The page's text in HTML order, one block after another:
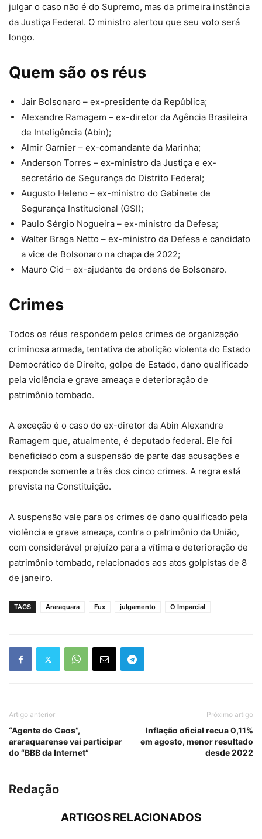
julgar o caso não é do Supremo, mas da primeira instância
da Justiça Federal. O ministro alertou que seu voto será
longo.
Quem são os réus
Jair Bolsonaro – ex-presidente da República;
Alexandre Ramagem – ex-diretor da Agência Brasileira
de Inteligência (Abin);
Almir Garnier – ex-comandante da Marinha;
Anderson Torres – ex-ministro da Justiça e ex-
secretário de Segurança do Distrito Federal;
Augusto Heleno – ex-ministro do Gabinete de
Segurança Institucional (GSI);
Paulo Sérgio Nogueira – ex-ministro da Defesa;
Walter Braga Netto – ex-ministro da Defesa e candidato
a vice de Bolsonaro na chapa de 2022;
Mauro Cid – ex-ajudante de ordens de Bolsonaro.
Crimes
Todos os réus respondem pelos crimes de organização
criminosa armada, tentativa de abolição violenta do Estado
Democrático de Direito, golpe de Estado, dano qualificado
pela violência e grave ameaça e deterioração de
patrimônio tombado.
A exceção é o caso do ex-diretor da Abin Alexandre
Ramagem que, atualmente, é deputado federal. Ele foi
beneficiado com a suspensão de parte das acusações e
responde somente a três dos cinco crimes. A regra está
prevista na Constituição.
A suspensão vale para os crimes de dano qualificado pela
violência e grave ameaça, contra o patrimônio da União,
com considerável prejuízo para a vítima e deterioração de
patrimônio tombado, relacionados aos atos golpistas de 8
de janeiro.
TAGS Araraquara Fux julgamento O Imparcial
Artigo anterior
“Agente do Caos”,
araraquarense vai participar
do “BBB da Internet”
Próximo artigo
Inflação oficial recua 0,11%
em agosto, menor resultado
desde 2022
Redação
ARTIGOS RELACIONADOS